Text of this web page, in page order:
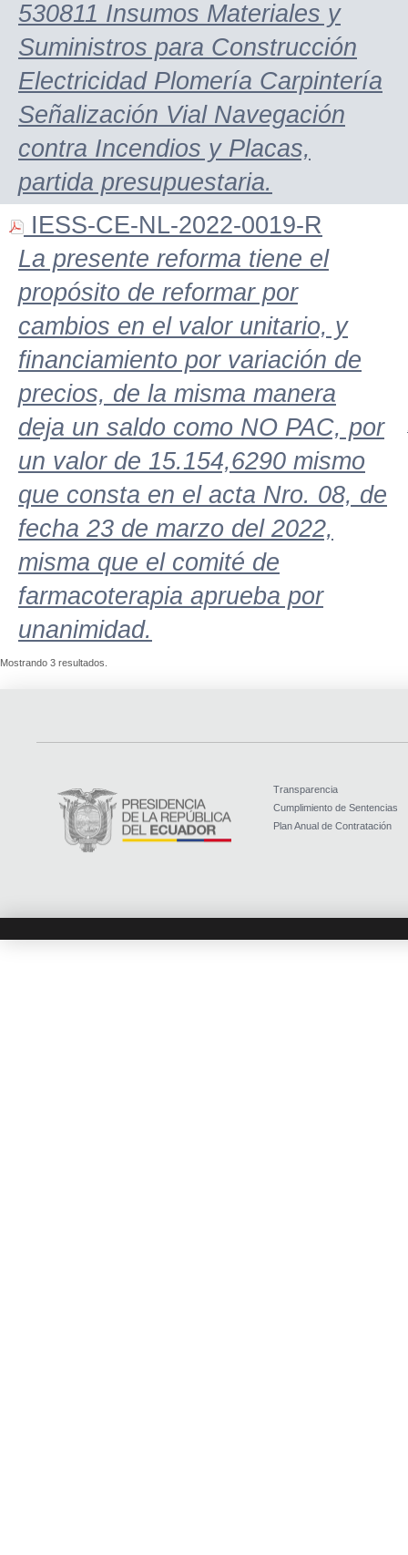
530811 Insumos Materiales y
Suministros para Construcción
Electricidad Plomería Carpintería
Señalización Vial Navegación
contra Incendios y Placas,
partida presupuestaria.
IESS-CE-NL-2022-0019-R
La presente reforma tiene el
propósito de reformar por
cambios en el valor unitario, y
financiamiento por variación de
precios, de la misma manera
deja un saldo como NO PAC, por
un valor de 15.154,6290 mismo
que consta en el acta Nro. 08, de
fecha 23 de marzo del 2022,
misma que el comité de
farmacoterapia aprueba por
unanimidad.
Mostrando 3 resultados.
Transparencia
Cumplimiento de Sentencias
Plan Anual de Contratación